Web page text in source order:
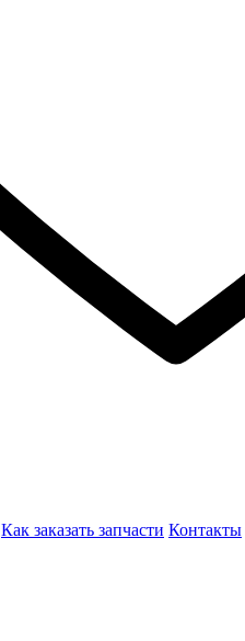
Как заказать запчасти Контакты